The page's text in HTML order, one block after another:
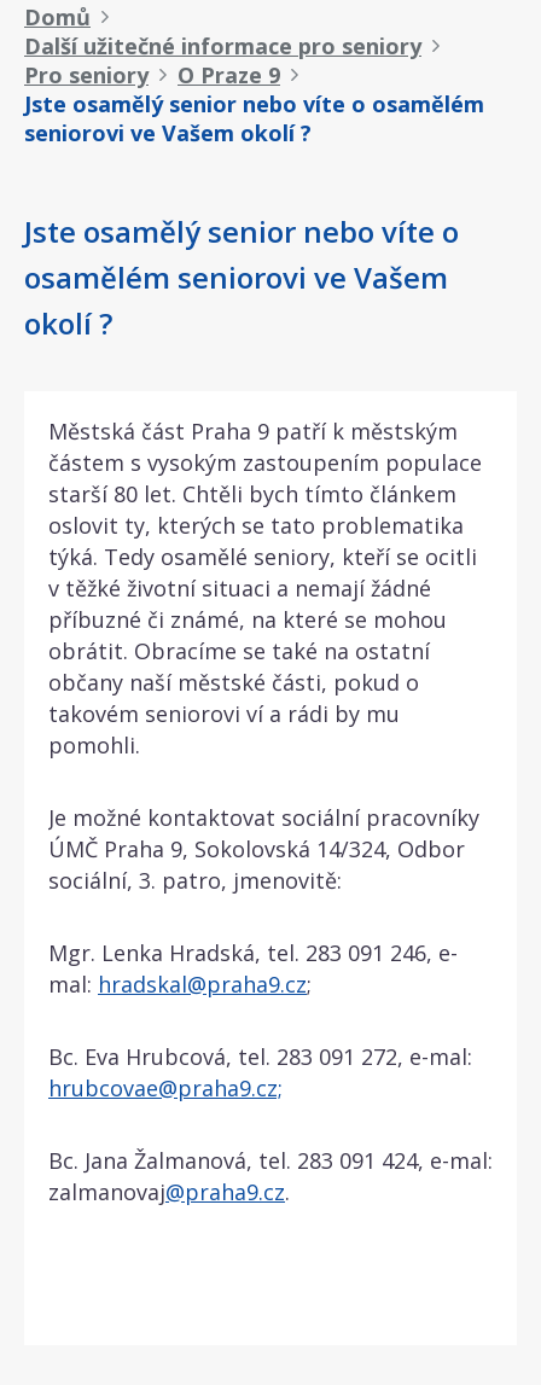
Drobečková
navigace
Domů
Další užitečné informace pro seniory
Pro seniory
O Praze 9
Jste osamělý senior nebo víte o osamělém
seniorovi ve Vašem okolí ?
Jste osamělý senior nebo víte o
osamělém seniorovi ve Vašem
okolí ?
Městská část Praha 9 patří k městským
částem s vysokým zastoupením populace
starší 80 let. Chtěli bych tímto článkem
oslovit ty, kterých se tato problematika
týká. Tedy osamělé seniory, kteří se ocitli
v těžké životní situaci a nemají žádné
příbuzné či známé, na které se mohou
obrátit. Obracíme se také na ostatní
občany naší městské části, pokud o
takovém seniorovi ví a rádi by mu
pomohli.
Je možné kontaktovat sociální pracovníky
ÚMČ Praha 9, Sokolovská 14/324, Odbor
sociální, 3. patro, jmenovitě:
Mgr. Lenka Hradská, tel. 283 091 246, e-
mal: hradskal@praha9.cz;
Bc. Eva Hrubcová, tel. 283 091 272, e-mal:
hrubcovae@praha9.cz;
Bc. Jana Žalmanová, tel. 283 091 424, e-mal:
zalmanovaj@praha9.cz.